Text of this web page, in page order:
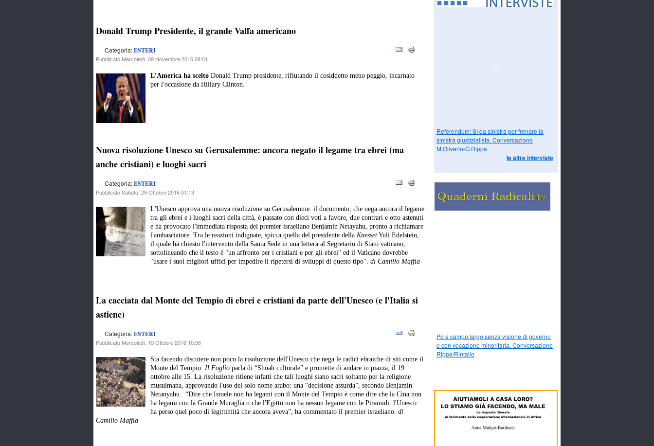
Donald Trump Presidente, il grande Vaffa americano
Categoria:ESTERI
Pubblicato Mercoledì, 09 Novembre 2016 08:01
L’America ha scelto Donald Trump presidente, rifiutando il cosiddetto meno peggio, incarnato
per l'occasione da Hillary Clinton.
Nuova risoluzione Unesco su Gerusalemme: ancora negato il legame tra ebrei (ma
anche cristiani) e luoghi sacri
Categoria:ESTERI
Pubblicato Sabato, 29 Ottobre 2016 01:13
L'Unesco approva una nuova risoluzione su Gerusalemme: il documento, che nega ancora il legame
tra gli ebrei e i luoghi sacri della città, è passato con dieci voti a favore, due contrari e otto astenuti
e ha provocato l'immediata risposta del premier israeliano Benjamin Netayahu, pronto a richiamare
l'ambasciatore. Tra le reazioni indignate, spicca quella del presidente della Knesset Yuli Edelstein,
il quale ha chiesto l'intervento della Santa Sede in una lettera al Segretario di Stato vaticano,
sottolineando che il testo è "un affronto per i cristiani e per gli ebrei" ed il Vaticano dovrebbe
"usare i suoi migliori uffici per impedire il ripetersi di sviluppi di questo tipo". di Camillo Maffia
La cacciata dal Monte del Tempio di ebrei e cristiani da parte dell'Unesco (e l'Italia si
astiene)
Categoria:ESTERI
Pubblicato Mercoledì, 19 Ottobre 2016 10:56
Sta facendo discutere non poco la risoluzione dell'Unesco che nega le radici ebraiche di siti come il
Monte del Tempio: Il Foglio parla di “Shoah culturale” e promette di andare in piazza, il 19
ottobre alle 15. La risoluzione ritiene infatti che tali luoghi siano sacri soltanto per la religione
musulmana, approvando l'uso del solo nome arabo: una “decisione assurda”, secondo Benjamin
Netanyahu. “Dire che Israele non ha legami con il Monte del Tempio è come dire che la Cina non
ha legami con la Grande Muraglia o che l'Egitto non ha nessun legame con le Piramidi: l'Unesco
ha perso quel poco di legittimità che ancora aveva”, ha commentato il premier israeliano. di
Camillo Maffia
Referendum: SI da sinistra per frenare la
sinistra giustizialista. Conversazione
M.Oliverio-G.Rippa
le altre interviste
Pd e campo largo senza visione di governo
e con vocazione minoritaria. Conversazione
Rippa/Rintallo